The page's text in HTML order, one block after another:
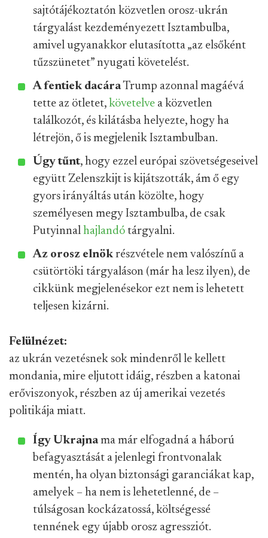
sajtótájékoztatón közvetlen orosz-ukrán
tárgyalást kezdeményezett Isztambulba,
amivel ugyanakkor elutasította „az elsőként
tűzszünetet” nyugati követelést.
A fentiek dacáraTrump azonnal magáévá
tette az ötletet, követelve a közvetlen
találkozót, és kilátásba helyezte, hogy ha
létrejön, ő is megjelenik Isztambulban.
Úgy tűnt, hogy ezzel európai szövetségeseivel
együtt Zelenszkijt is kijátszották, ám ő egy
gyors irányáltás után közölte, hogy
személyesen megy Isztambulba, de csak
Putyinnal hajlandó tárgyalni.
Az orosz elnök részvétele nem valószínű a
csütörtöki tárgyaláson (már ha lesz ilyen), de
cikkünk megjelenésekor ezt nem is lehetett
teljesen kizárni.
Felülnézet:
az ukrán vezetésnek sok mindenről le kellett
mondania, mire eljutott idáig, részben a katonai
erőviszonyok, részben az új amerikai vezetés
politikája miatt.
Így Ukrajnama már elfogadná a háború
befagyasztását a jelenlegi frontvonalak
mentén, ha olyan biztonsági garanciákat kap,
amelyek – ha nem is lehetetlenné, de –
túlságosan kockázatossá, költségessé
tennének egy újabb orosz agressziót.